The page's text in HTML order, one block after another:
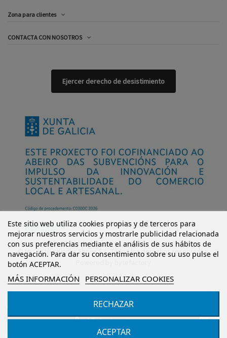
Añadir al carrito
Zona para clientes
CONTACTA CON NOSOTROS
Este sitio web utiliza cookies propias y de terceros para
mejorar nuestros servicios y mostrarle publicidad relacionada
con sus preferencias mediante el análisis de sus hábitos de
navegación. Para dar su consentimiento sobre su uso pulse el
botón ACEPTAR.
MÁS INFORMACIÓN PERSONALIZAR COOKIES
RECHAZAR
ACEPTAR
Ejercer derecho de desistimiento
© Mi Castillo Kinder Shoes S.L. Todos los derechos reservados.